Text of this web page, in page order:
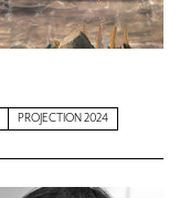
PROJECTION 2024